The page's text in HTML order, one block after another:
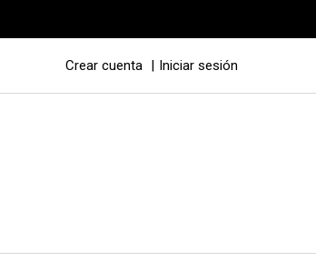
Crear cuenta Iniciar sesión